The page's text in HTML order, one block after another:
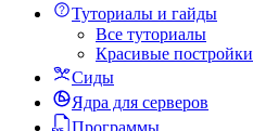
Туториалы и гайды
Все туториалы
Красивые постройки
Сиды
Ядра для серверов
Программы